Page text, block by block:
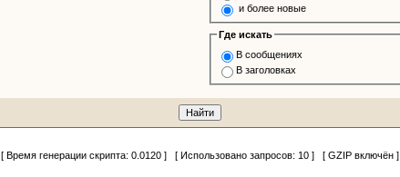
и более новые
Где искать
В сообщениях
В заголовках
[ Время генерации скрипта: 0.0120 ] [ Использовано запросов: 10 ] [ GZIP включён ]